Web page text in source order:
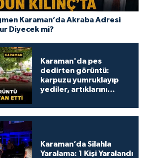
Karaman’da Akraba Adresi
Diyecek mi?
Karaman'da pes
dedirten görüntü:
karpuzu yumruklayıp
yediler, artıklarını
Karaman’da Silahla
Yaralama: 1 Kişi Yaralandı